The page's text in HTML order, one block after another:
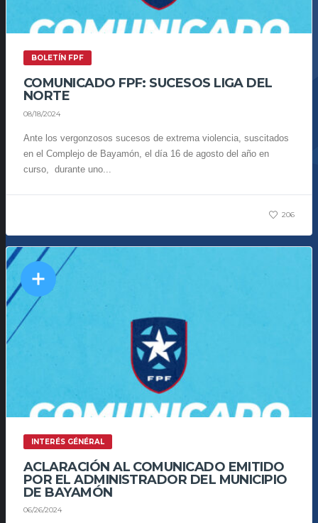
BOLETÍN FPF
COMUNICADO FPF: SUCESOS LIGA DEL
NORTE
08/18/2024
Ante los vergonzosos sucesos de extrema violencia, suscitados
en el Complejo de Bayamón, el día 16 de agosto del año en
curso, durante uno...
206
INTERÉS GÉNÉRAL
ACLARACIÓN AL COMUNICADO EMITIDO
POR EL ADMINISTRADOR DEL MUNICIPIO
DE BAYAMÓN
06/26/2024